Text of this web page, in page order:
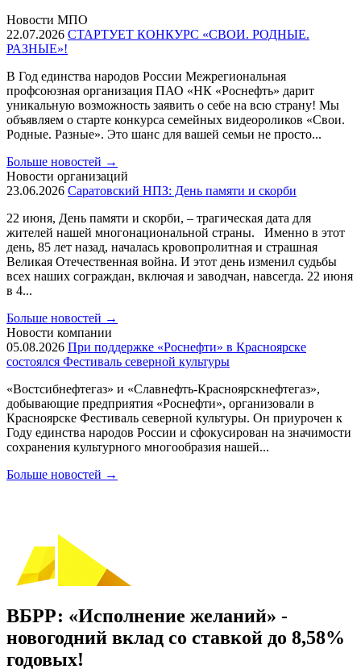
Новости МПО
22.07.2026 СТАРТУЕТ КОНКУРС «СВОИ. РОДНЫЕ.
РАЗНЫЕ»!
В Год единства народов России Межрегиональная
профсоюзная организация ПАО «НК «Роснефть» дарит
уникальную возможность заявить о себе на всю страну! Мы
объявляем о старте конкурса семейных видеороликов «Свои.
Родные. Разные». Это шанс для вашей семьи не просто...
Больше новостей →
Новости организаций
23.06.2026 Саратовский НПЗ: День памяти и скорби
22 июня, День памяти и скорби, – трагическая дата для
жителей нашей многонациональной страны. Именно в этот
день, 85 лет назад, началась кровопролитная и страшная
Великая Отечественная война. И этот день изменил судьбы
всех наших сограждан, включая и заводчан, навсегда. 22 июня
в 4...
Больше новостей →
Новости компании
05.08.2026 При поддержке «Роснефти» в Красноярске
состоялся Фестиваль северной культуры
«Востсибнефтегаз» и «Славнефть-Красноярскнефтегаз»,
добывающие предприятия «Роснефти», организовали в
Красноярске Фестиваль северной культуры. Он приурочен к
Году единства народов России и сфокусирован на значимости
сохранения культурного многообразия нашей...
Больше новостей →
ВБРР: «Исполнение желаний» -
новогодний вклад со ставкой до 8,58%
годовых!